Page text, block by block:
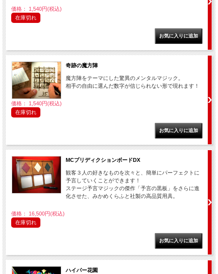
価格： 1,540円(税込)
在庫切れ
奇跡の魔方陣
魔方陣をテーマにした驚異のメンタルマジック。
相手の自由に選んだ数字が信じられない形で現れます！
価格： 1,540円(税込)
在庫切れ
MCプリディクションボードDX
観客３人の好きなものを次々と、簡単にパーフェクトに
予言していくことができます！
ステージ予言マジックの傑作「予言の黒板」をさらに進
化させた、みかめくらふと社製の高品質用具。
価格： 16,500円(税込)
在庫切れ
ハイパー花園